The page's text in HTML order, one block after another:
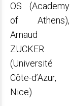
OS (Academy
of Athens),
Arnaud
ZUCKER
(Université
Côte-d’Azur,
Nice)